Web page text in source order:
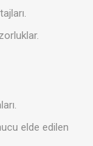
elde edilen